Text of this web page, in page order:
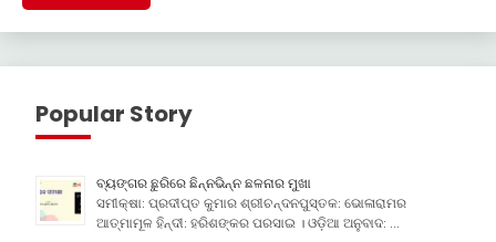
Popular Story
ବ୍ୟଙ୍ଗର ଛୁରିରେ ଛିନ୍ନଭିନ୍ନ ଛଳନାର ମୁଖା
ସମୀକ୍ଷା: ପ୍ରଦୀପ୍ତ କୁମାର ଶ୍ରୀଚନ୍ଦନପୁସ୍ତକ: ଭୋଳାରାମର
ଆତ୍ମାମୂଳ ହିନ୍ଦୀ: ହରିଶଙ୍କର ପରସାଇ । ଓଡ଼ିଆ ଅନୁବାଦ: …